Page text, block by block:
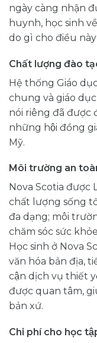
ngày càng nhận
huynh, học sinh
do gì cho điều
Chất lượng đào
Hệ thống Giáo
chung và giáo
nói riêng đã được
những hội đồng
Mỹ.
Môi trường an
Nova Scotia được
chất lượng sống
đa dạng; môi
chăm sóc sức
Học sinh ở Nova
văn hóa bản địa,
cận dịch vụ thiết
được quan tâm,
bản xứ.
Chi phí cho học